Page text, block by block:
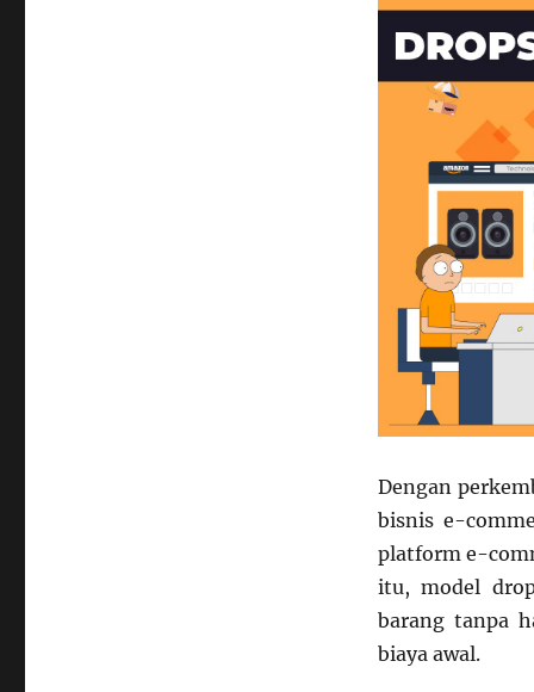
Dengan
bisnis e-
platform e-
itu, model
barang tanpa
biaya awal.